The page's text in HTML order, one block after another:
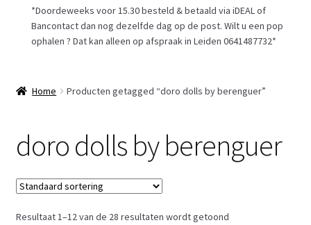
Voorwaarden
Afrekenen
*Doordeweeks voor 15.30 besteld & betaald via iDEAL of
Bancontact dan nog dezelfde dag op de post. Wilt u een pop
ophalen ? Dat kan alleen op afspraak in Leiden 0641487732*
Home Producten getagged “doro dolls by berenguer”
doro dolls by berenguer
Resultaat 1–12 van de 28 resultaten wordt getoond